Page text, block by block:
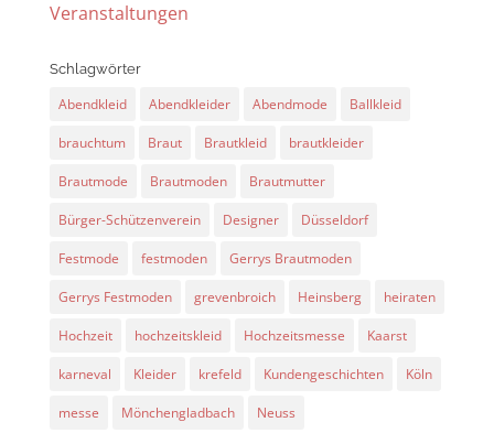
Veranstaltungen
Schlagwörter
Abendkleid Abendkleider Abendmode Ballkleid
brauchtum Braut Brautkleid brautkleider
Brautmode Brautmoden Brautmutter
Bürger-Schützenverein Designer Düsseldorf
Festmode festmoden Gerrys Brautmoden
Gerrys Festmoden grevenbroich Heinsberg heiraten
Hochzeit hochzeitskleid Hochzeitsmesse Kaarst
karneval Kleider krefeld Kundengeschichten Köln
messe Mönchengladbach Neuss